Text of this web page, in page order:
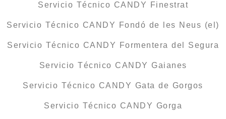
Servicio Técnico CANDY Finestrat
Servicio Técnico CANDY Fondó de les Neus (el)
Servicio Técnico CANDY Formentera del Segura
Servicio Técnico CANDY Gaianes
Servicio Técnico CANDY Gata de Gorgos
Servicio Técnico CANDY Gorga